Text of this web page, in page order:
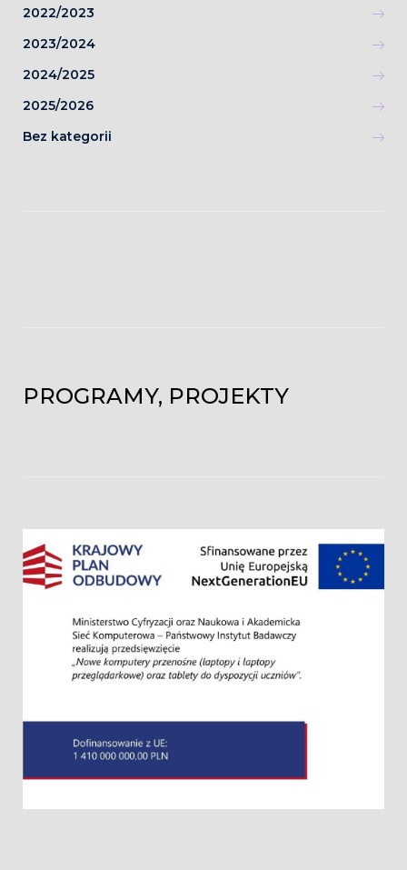
2022/2023
2023/2024
2024/2025
2025/2026
Bez kategorii
PROGRAMY, PROJEKTY